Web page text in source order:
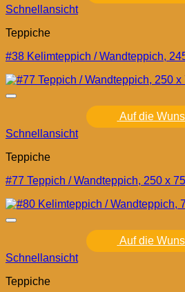
Schnellansicht
Teppiche
#38 Kelimteppich / Wandteppich,
Auf die
Schnellansicht
Teppiche
#77 Teppich / Wandteppich, 250 x
Auf die
Schnellansicht
Teppiche